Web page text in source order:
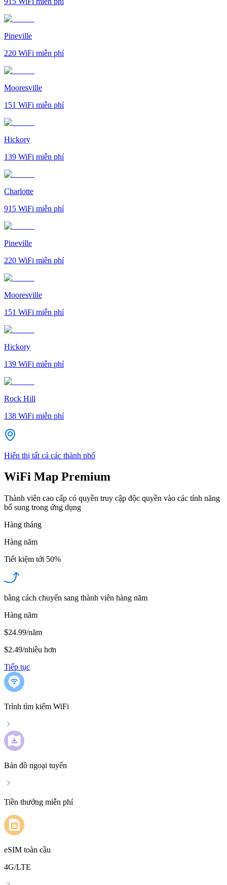
Pineville
220 WiFi miễn phí
Mooresville
151 WiFi miễn phí
Hickory
139 WiFi miễn phí
Charlotte
915 WiFi miễn phí
Pineville
220 WiFi miễn phí
Mooresville
151 WiFi miễn phí
Hickory
139 WiFi miễn phí
Rock Hill
138 WiFi miễn phí
Hiển thị tất cả các thành phố
WiFi Map Premium
Thành viên cao cấp có quyền truy cập độc quyền vào các tính năng
bổ sung trong ứng dụng
Hàng tháng
Hàng năm
Tiết kiệm tới 50%
bằng cách chuyển sang thành viên hàng năm
Hàng năm
$24.99/năm
$2.49/nhiều hơn
Tiếp tục
Trình tìm kiếm WiFi
Bản đồ ngoại tuyến
Tiền thưởng miễn phí
eSIM toàn cầu
4G/LTE